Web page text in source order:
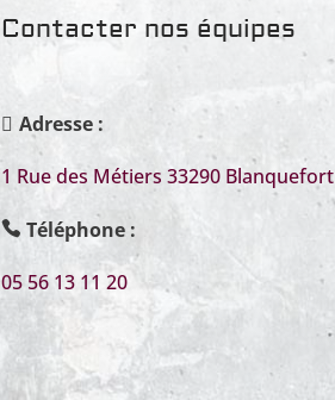
Contacter nos équipes
Adresse :
1 Rue des Métiers 33290 Blanquefort
Téléphone :
05 56 13 11 20